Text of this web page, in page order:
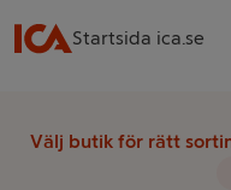
Startsida ica.se
Välj butik för rätt